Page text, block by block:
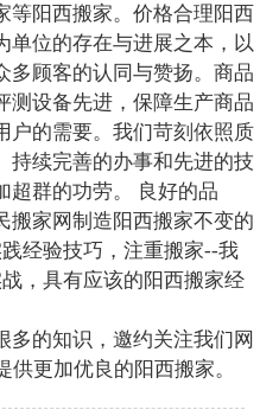
等阳西搬家。价格合理阳西
单位的存在与进展之本，以
多顾客的认同与赞扬。商品
测设备先进，保障生产商品
户的需要。我们苛刻依照质
持续完善的办事和先进的技
超群的功劳。 良好的品
搬家网制造阳西搬家不变的
经验技巧，注重搬家--我
，具有应该的阳西搬家经
多的知识，邀约关注我们网
供更加优良的阳西搬家。